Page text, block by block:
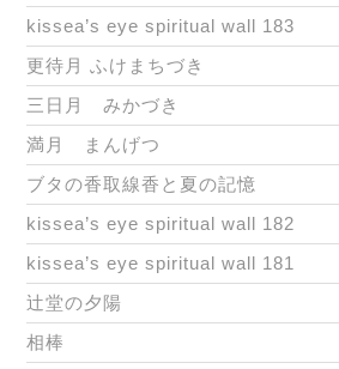
kissea’s eye spiritual wall 183
更待月 ふけまちづき
三日月 みかづき
満月 まんげつ
ブタの香取線香と夏の記憶
kissea’s eye spiritual wall 182
kissea’s eye spiritual wall 181
辻堂の夕陽
相棒